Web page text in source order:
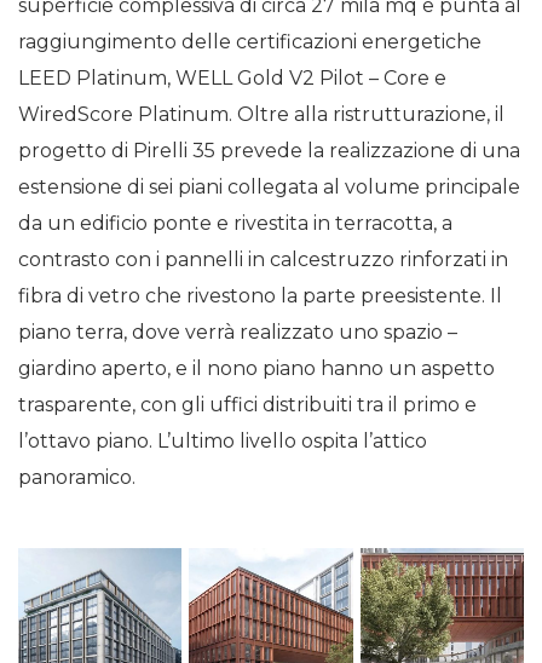
superficie complessiva di circa 27 mila mq e punta al
raggiungimento delle certificazioni energetiche
LEED Platinum, WELL Gold V2 Pilot – Core e
WiredScore Platinum. Oltre alla ristrutturazione, il
progetto di Pirelli 35 prevede la realizzazione di una
estensione di sei piani collegata al volume principale
da un edificio ponte e rivestita in terracotta, a
contrasto con i pannelli in calcestruzzo rinforzati in
fibra di vetro che rivestono la parte preesistente. Il
piano terra, dove verrà realizzato uno spazio –
giardino aperto, e il nono piano hanno un aspetto
trasparente, con gli uffici distribuiti tra il primo e
l’ottavo piano. L’ultimo livello ospita l’attico
panoramico.